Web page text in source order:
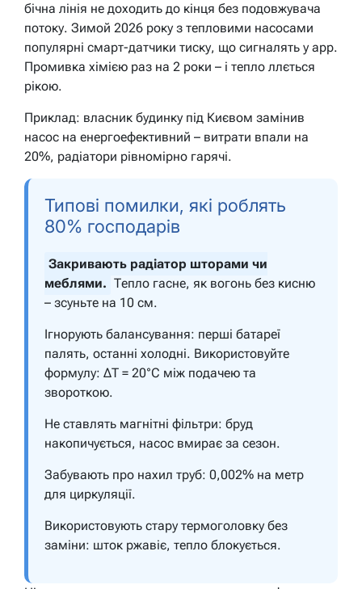
бічна лінія не доходить до кінця без подовжувача
потоку. Зимой 2026 року з тепловими насосами
популярні смарт-датчики тиску, що сигналять у app.
Промивка хімією раз на 2 роки – і тепло ллється
рікою.
Приклад: власник будинку під Києвом замінив
насос на енергоефективний – витрати впали на
20%, радіатори рівномірно гарячі.
Типові помилки, які роблять
80% господарів
Закривають радіатор шторами чи
меблями. Тепло гасне, як вогонь без кисню
– зсуньте на 10 см.
Ігнорують балансування: перші батареї
палять, останні холодні. Використовуйте
формулу: ΔT = 20°C між подачею та
звороткою.
Не ставлять магнітні фільтри: бруд
накопичується, насос вмирає за сезон.
Забувають про нахил труб: 0,002% на метр
для циркуляції.
Використовують стару термоголовку без
заміни: шток ржавіє, тепло блокується.